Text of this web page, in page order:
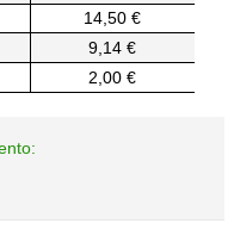
14,50 €
9,14 €
2,00 €